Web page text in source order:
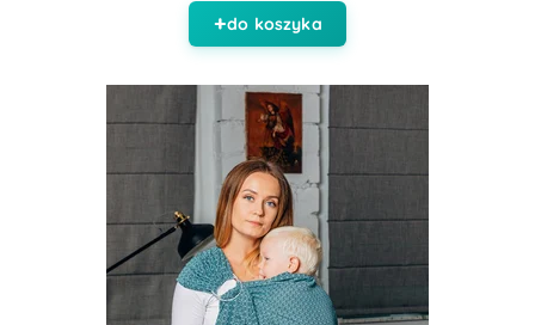
do koszyka